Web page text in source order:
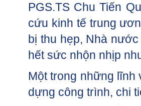
PGS.TS Chu Tiến
cứu kinh tế trung
bị thu hẹp, Nhà
hết sức nhộn nhịp
Một trong những lĩnh
dựng công trình, chi